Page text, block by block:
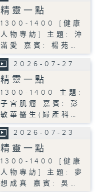
精靈一點
1300-1400 [健康
人物專訪] 主題: 沖
滿愛 嘉賓: 楊苑…
2026-07-27
精靈一點
1300-1400 主題:
子宮肌瘤 嘉賓: 彭
敏華醫生(婦產科…
2026-07-23
精靈一點
1300-1400 [健康
人物專訪] 主題: 夢
想成真 嘉賓: 吳…